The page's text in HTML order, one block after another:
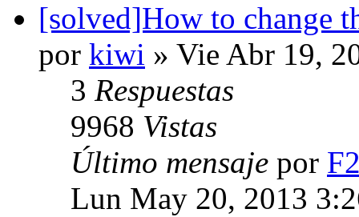
[solved]How to change
por kiwi » Vie Abr 19,
3 Respuestas
9968 Vistas
Último mensaje por
Lun May 20, 2013